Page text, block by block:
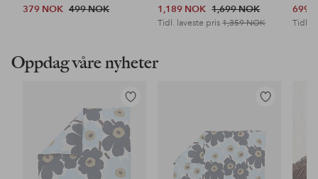
379 NOK 499 NOK
1,189 NOK 1,699 NOK
Tidl. laveste pris1,359 NOK
699
Tidl.
Oppdag våre nyheter
Legg
til
favoritter
Legg
favoritter